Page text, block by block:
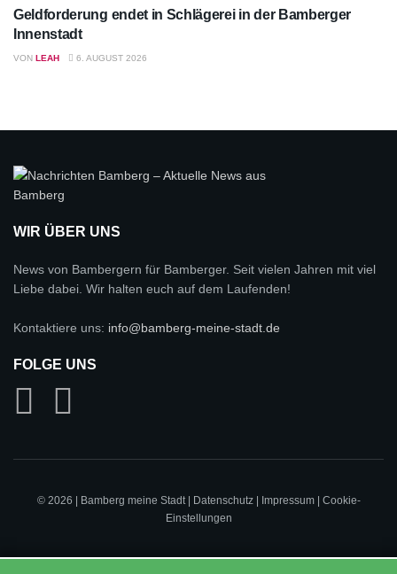
Geldforderung endet in Schlägerei in der Bamberger
Innenstadt
VON LEAH 6. AUGUST 2026
WIR ÜBER UNS
News von Bambergern für Bamberger. Seit vielen Jahren mit viel
Liebe dabei. Wir halten euch auf dem Laufenden!
Kontaktiere uns: info@bamberg-meine-stadt.de
FOLGE UNS
© 2026 | Bamberg meine Stadt | Datenschutz| Impressum| Cookie-
Einstellungen